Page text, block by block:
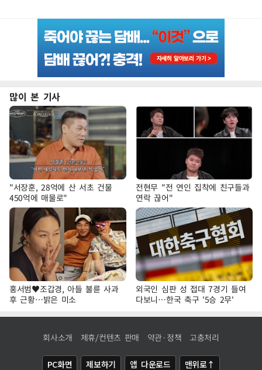
많이 본 기사
"서장훈, 28억에 산 서초 건물
450억에 매물로"
전현무 "전 연인 집착에 친구들과
연락 끊어"
홍서범♥조갑경, 아들 불륜 사과
후 근황…밝은 미소
외국인 심판 성 접대 7경기 들여
다보니…한국 축구 '5승 2무'
회사소개 제휴/컨텐츠 판매 약관·정책 고충처리
PC화면 제보하기 앱 다운로드 맨위로↑